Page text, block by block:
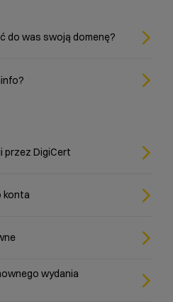
do was swoją domenę?
przez DigiCert
konta
wydania